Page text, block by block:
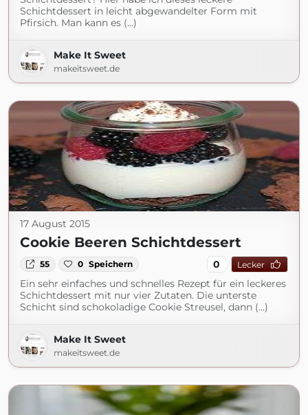
Schichtdessert in leicht abgewandelter Form mit
Pfirsich. Man kann es (...)
Make It Sweet
makeitsweet.de
17 August 2015
Cookie Beeren Schichtdessert
55 0 Speichern 0 Lecker
Ein sehr einfaches und schnelles Rezept für ein leckeres
Schichtdessert mit nur vier Zutaten. Die unterste
Schicht sind schokoladige Cookie Streusel, dann (...)
Make It Sweet
makeitsweet.de